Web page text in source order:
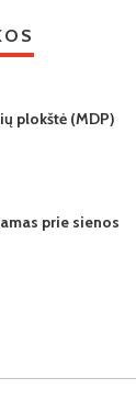
plokštė (MDP)
prie sienos